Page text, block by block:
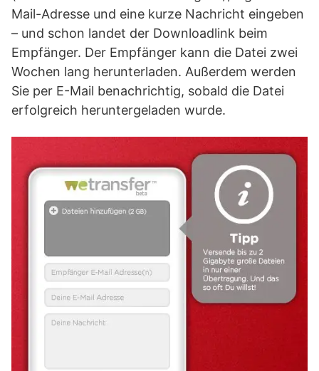
Mail-Adresse und eine kurze Nachricht eingeben
– und schon landet der Downloadlink beim
Empfänger. Der Empfänger kann die Datei zwei
Wochen lang herunterladen. Außerdem werden
Sie per E-Mail benachrichtig, sobald die Datei
erfolgreich heruntergeladen wurde.